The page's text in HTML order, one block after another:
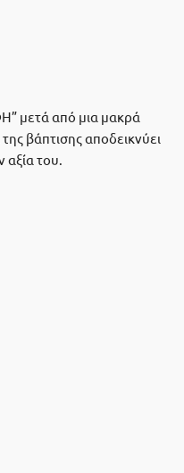
μετά από μια μακρά
βάπτισης αποδεικνύει
αξία του.